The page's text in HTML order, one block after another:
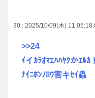
30 : 2025/10/09(木)
>>24
ｲイｶﾗｵﾏｴﾊﾊﾔｸかｴﾙｶ
ﾅｲﾆﾎﾝﾉﾛｳ害キｾｲ蟲